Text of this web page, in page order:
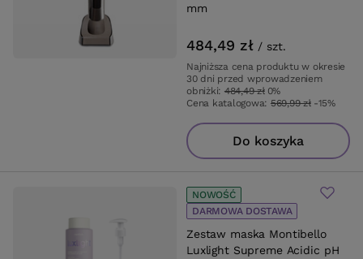
mm
484,49 zł / szt.
Najniższa cena produktu w okresie
30 dni przed wprowadzeniem
obniżki: 484,49 zł 0%
Cena katalogowa: 569,99 zł -15%
Do koszyka
Zestaw maska Montibello
Luxlight Supreme Acidic pH
NOWOŚĆ
DARMOWA DOSTAWA